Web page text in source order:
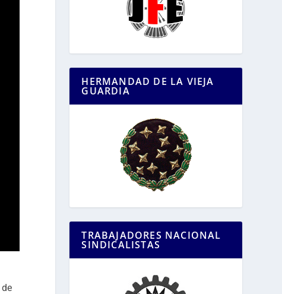
HERMANDAD DE LA VIEJA
GUARDIA
TRABAJADORES NACIONAL
SINDICALISTAS